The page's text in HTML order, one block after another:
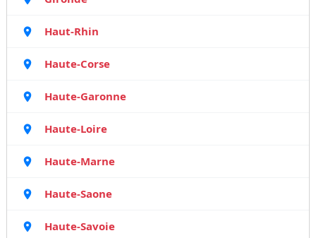
Haut-Rhin
Haute-Corse
Haute-Garonne
Haute-Loire
Haute-Marne
Haute-Saone
Haute-Savoie